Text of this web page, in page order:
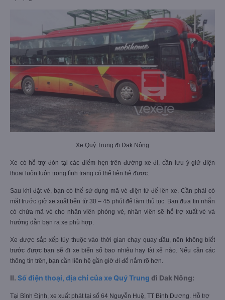
Xe Quý Trung đi Dak Nông
Xe có hỗ trợ đón tại các điểm hẹn trên đường xe đi, cần lưu ý giữ điện
thoại luôn luôn trong tình trạng có thể liên hệ được.
Sau khi đặt vé, bạn có thể sử dụng mã vé điện tử để lên xe. Cần phải có
mặt trước giờ xe xuất bến từ 30 – 45 phút để làm thủ tục. Bạn đưa tin nhắn
có chứa mã vé cho nhân viên phòng vé, nhân viên sẽ hỗ trợ xuất vé và
hướng dẫn bạn ra xe phù hợp.
Xe được sắp xếp tùy thuộc vào thời gian chạy quay đầu, nên không biết
trước được bạn sẽ đi xe biển số bao nhiêu hay tài xế nào. Nếu cần các
thông tin trên, bạn cần liên hệ gần giờ đi để nắm rõ hơn.
II. Số điện thoại, địa chỉ của xe Quý Trung đi Dak Nông:
Tại Bình Định, xe xuất phát tại số 64 Nguyễn Huệ, TT Bình Dương. Hỗ trợ